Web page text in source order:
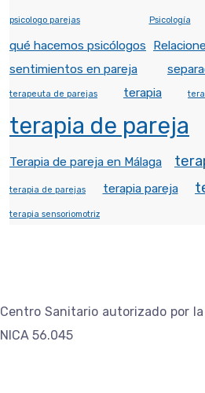
psicologo parejas Psicología
qué hacemos psicólogos
sentimientos en pareja
terapeuta de parejas terapia
terapia de pareja
Terapia de pareja en Málaga
terapia de parejas terapia pareja
terapia sensoriomotriz
Centro Sanitario autorizado por
NICA 56.045